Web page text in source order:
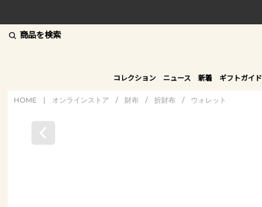
商品を検索
コレクション ニュース 新着 ギフトガイド
HOME | オンラインストア / 財布 / 折財布 / ウォレット